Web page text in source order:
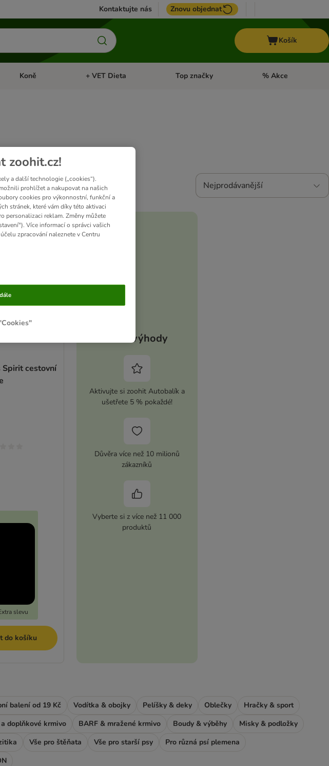
Kontaktujte nás Znovu objednat
Košík
Otevřít menu: Akvaristika
Koně Otevřít menu: Koně
+ VET Dieta Otevřít menu: + VET Dieta
Top značky Otevřít menu: Top
% Akce
Nejprodávanější
Spirit cestovní
slevu
do košíku
Vaše výhody
Aktivujte si zoohit Autobalík a
ušetřete 5 % pokaždé!
Důvěra více než 10 milionů
zákazníků
Vyberte si z více než 11 000
produktů
balení od 19 Kč Vodítka & obojky Pelíšky & deky Oblečky
Hračky & sport
doplňkové krmivo BARF & mražené krmivo Boudy & výběhy
Misky & podložky
Vše pro štěňata Vše pro starší psy
Pro různá psí plemena
zoohit.cz!
a další technologie („cookies“).
prohlížet a nakupovat na našich
cookies pro výkonnostní, funkční a
stránek, které vám díky této aktivaci
personalizaci reklam. Změny můžete
Více informací o správci vašich
zpracování naleznete v Centru